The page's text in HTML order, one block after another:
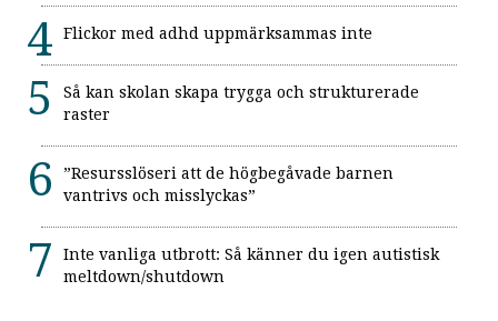
Flickor med adhd uppmärksammas inte
Så kan skolan skapa trygga och strukturerade
raster
”Resursslöseri att de högbegåvade barnen
vantrivs och misslyckas”
Inte vanliga utbrott: Så känner du igen autistisk
meltdown/shutdown